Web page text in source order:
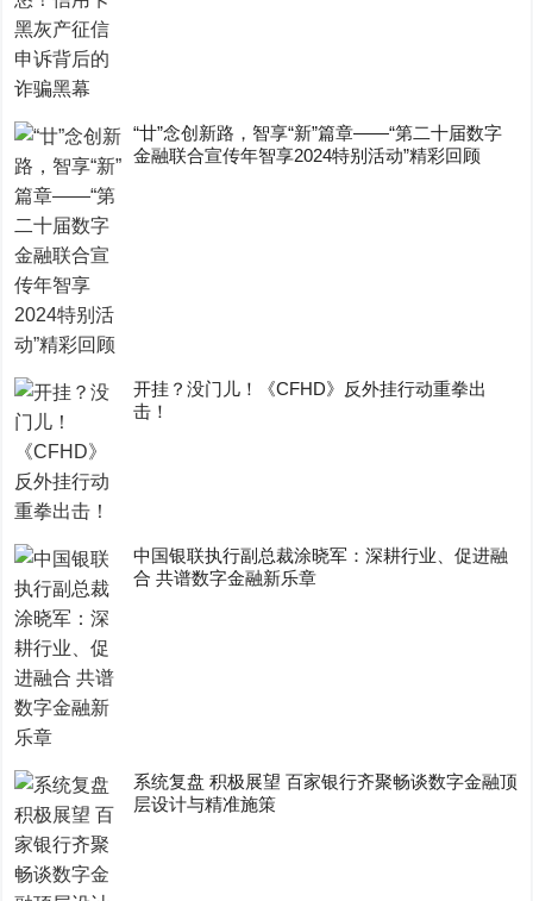
“廿”念创新路，智享“新”篇章——“第二十届数字
金融联合宣传年智享2024特别活动”精彩回顾
开挂？没门儿！《CFHD》反外挂行动重拳出
击！
中国银联执行副总裁涂晓军：深耕行业、促进融
合 共谱数字金融新乐章
系统复盘 积极展望 百家银行齐聚畅谈数字金融顶
层设计与精准施策